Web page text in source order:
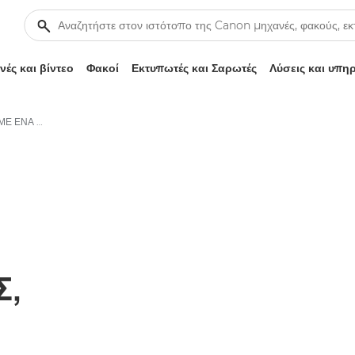
και βίντεο Φακοί Εκτυπωτές και Σαρωτές Λύσεις και
ΑΜΕΤΡΗΤΕΣ ΣΕΛΙΔΕΣ, ΜΕ ΕΝΑ ΓΕΜΙΣΜΑ.